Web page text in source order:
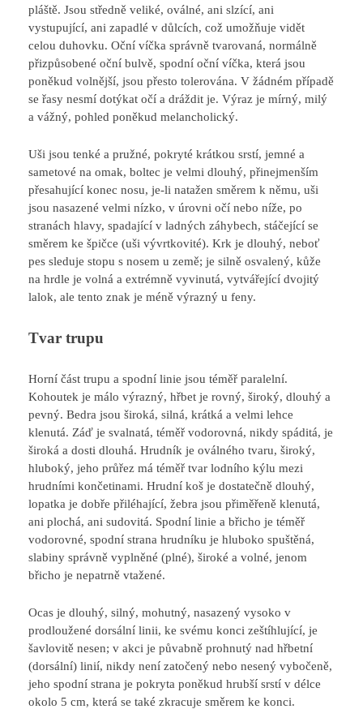
pláště. Jsou středně veliké, oválné, ani slzící, ani
vystupující, ani zapadlé v důlcích, což umožňuje vidět
celou duhovku. Oční víčka správně tvarovaná, normálně
přizpůsobené oční bulvě, spodní oční víčka, která jsou
poněkud volnější, jsou přesto tolerována. V žádném případě
se řasy nesmí dotýkat očí a dráždit je. Výraz je mírný, milý
a vážný, pohled poněkud melancholický.
Uši jsou tenké a pružné, pokryté krátkou srstí, jemné a
sametové na omak, boltec je velmi dlouhý, přinejmenším
přesahující konec nosu, je-li natažen směrem k němu, uši
jsou nasazené velmi nízko, v úrovni očí nebo níže, po
stranách hlavy, spadající v ladných záhybech, stáčející se
směrem ke špičce (uši vývrtkovité). Krk je dlouhý, neboť
pes sleduje stopu s nosem u země; je silně osvalený, kůže
na hrdle je volná a extrémně vyvinutá, vytvářející dvojitý
lalok, ale tento znak je méně výrazný u feny.
Tvar trupu
Horní část trupu a spodní linie jsou téměř paralelní.
Kohoutek je málo výrazný, hřbet je rovný, široký, dlouhý a
pevný. Bedra jsou široká, silná, krátká a velmi lehce
klenutá. Záď je svalnatá, téměř vodorovná, nikdy spáditá, je
široká a dosti dlouhá. Hrudník je oválného tvaru, široký,
hluboký, jeho průřez má téměř tvar lodního kýlu mezi
hrudními končetinami. Hrudní koš je dostatečně dlouhý,
lopatka je dobře přiléhající, žebra jsou přiměřeně klenutá,
ani plochá, ani sudovitá. Spodní linie a břicho je téměř
vodorovné, spodní strana hrudníku je hluboko spuštěná,
slabiny správně vyplněné (plné), široké a volné, jenom
břicho je nepatrně vtažené.
Ocas je dlouhý, silný, mohutný, nasazený vysoko v
prodloužené dorsální linii, ke svému konci zeštíhlující, je
šavlovitě nesen; v akci je půvabně prohnutý nad hřbetní
(dorsální) linií, nikdy není zatočený nebo nesený vybočeně,
jeho spodní strana je pokryta poněkud hrubší srstí v délce
okolo 5 cm, která se také zkracuje směrem ke konci.